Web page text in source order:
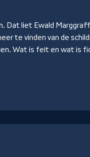
Dat liet Ewald
te vinden van de
Wat is feit en wat is